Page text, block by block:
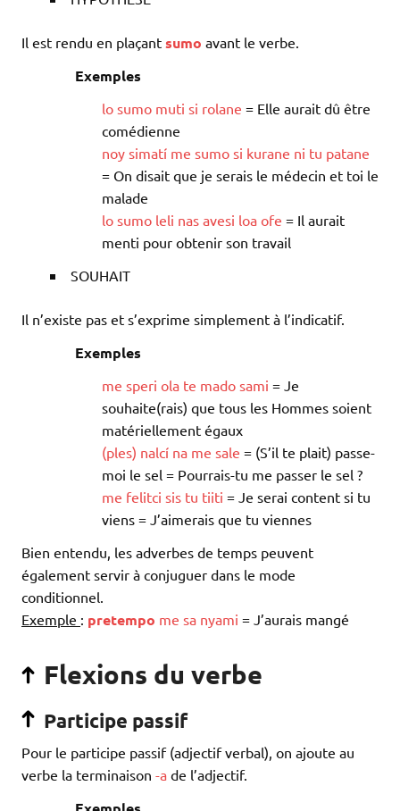
Il est rendu en plaçant sumo avant le verbe.
Exemples
lo sumo muti si rolane = Elle aurait dû être
comédienne
noy simatí me sumo si kurane ni tu patane
= On disait que je serais le médecin et toi le
malade
lo sumo leli nas avesi loa ofe = Il aurait
menti pour obtenir son travail
SOUHAIT
Il n’existe pas et s’exprime simplement à l’indicatif.
Exemples
me speri ola te mado sami = Je
souhaite(rais) que tous les Hommes soient
matériellement égaux
(ples) nalcí na me sale = (S’il te plait) passe-
moi le sel = Pourrais-tu me passer le sel ?
me felitci sis tu tiiti = Je serai content si tu
viens = J’aimerais que tu viennes
Bien entendu, les adverbes de temps peuvent
également servir à conjuguer dans le mode
conditionnel.
Exemple : pretempo me sa nyami = J’aurais mangé
Flexions du verbe
Participe passif
Pour le participe passif (adjectif verbal), on ajoute au
verbe la terminaison -a de l’adjectif.